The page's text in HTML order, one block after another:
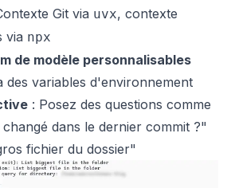
Git via uvx, contexte
via npx
de modèle personnalisables
des variables d'environnement
: Posez des questions comme
dans le dernier commit ?"
fichier du dossier"